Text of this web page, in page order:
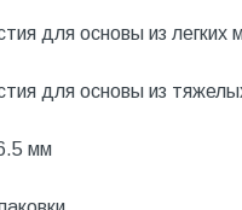
для основы из легких
для основы из
мм